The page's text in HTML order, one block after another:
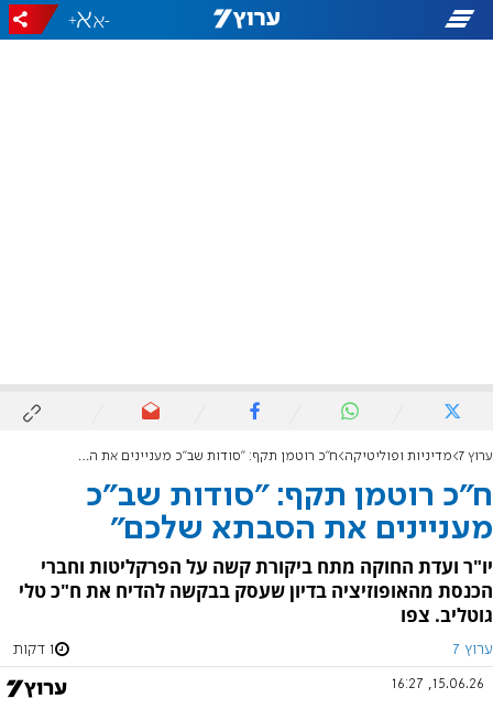
-
+
ערוץ 7 מדיניות ופוליטיקה ח"כ רוטמן תקף: "סודות שב"כ מעניינים את הסבתא שלכם"
ח"כ רוטמן תקף: "סודות שב"כ
מעניינים את הסבתא שלכם"
יו"ר ועדת החוקה מתח ביקורת קשה על הפרקליטות וחברי
הכנסת מהאופוזיציה בדיון שעסק בבקשה להדיח את ח"כ טלי
גוטליב. צפו
ערוץ 7 1 דקות
15.06.26, 16:27